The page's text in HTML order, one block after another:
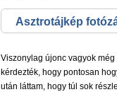
Asztrotájkép
Viszonylag újonc vagyok
kérdezték, hogy pontosan
után láttam, hogy túl sok